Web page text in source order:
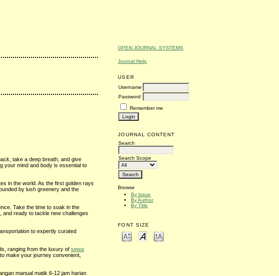
OPEN JOURNAL SYSTEMS
Journal Help
USER
Username
Password
Remember me
JOURNAL CONTENT
Search
Search Scope
Browse
By Issue
By Author
By Title
FONT SIZE
take a deep breath, and give
your mind and body is essential to
in the world. As the first golden rays
by lush greenery and the
Take the time to soak in the
and ready to tackle new challenges
to expertly curated
ranging from the luxury ofsewa
make your journey convenient,
manual matik 6-12 jam harian